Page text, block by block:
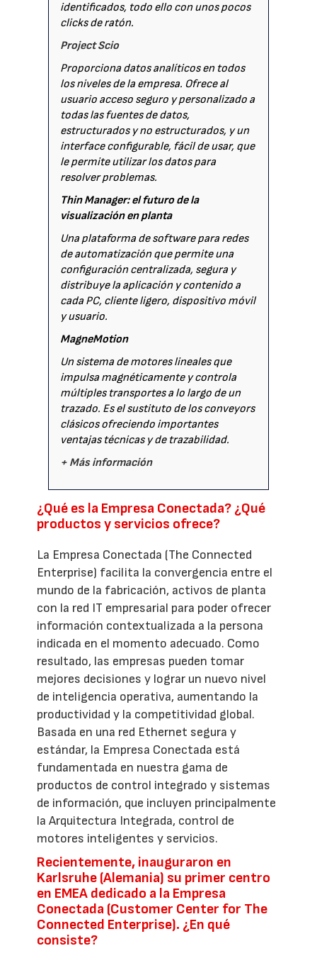
identificados, todo ello con unos pocos
clicks de ratón.
Project Scio
Proporciona datos analíticos en todos
los niveles de la empresa. Ofrece al
usuario acceso seguro y personalizado a
todas las fuentes de datos,
estructurados y no estructurados, y un
interface configurable, fácil de usar, que
le permite utilizar los datos para
resolver problemas.
Thin Manager: el futuro de la
visualización en planta
Una plataforma de software para redes
de automatización que permite una
configuración centralizada, segura y
distribuye la aplicación y contenido a
cada PC, cliente ligero, dispositivo móvil
y usuario.
MagneMotion
Un sistema de motores lineales que
impulsa magnéticamente y controla
múltiples transportes a lo largo de un
trazado. Es el sustituto de los conveyors
clásicos ofreciendo importantes
ventajas técnicas y de trazabilidad.
+ Más información
¿Qué es la Empresa Conectada? ¿Qué
productos y servicios ofrece?
La Empresa Conectada (The Connected
Enterprise) facilita la convergencia entre el
mundo de la fabricación, activos de planta
con la red IT empresarial para poder ofrecer
información contextualizada a la persona
indicada en el momento adecuado. Como
resultado, las empresas pueden tomar
mejores decisiones y lograr un nuevo nivel
de inteligencia operativa, aumentando la
productividad y la competitividad global.
Basada en una red Ethernet segura y
estándar, la Empresa Conectada está
fundamentada en nuestra gama de
productos de control integrado y sistemas
de información, que incluyen principalmente
la Arquitectura Integrada, control de
motores inteligentes y servicios.
Recientemente, inauguraron en
Karlsruhe (Alemania) su primer centro
en EMEA dedicado a la Empresa
Conectada (Customer Center for The
Connected Enterprise). ¿En qué
consiste?